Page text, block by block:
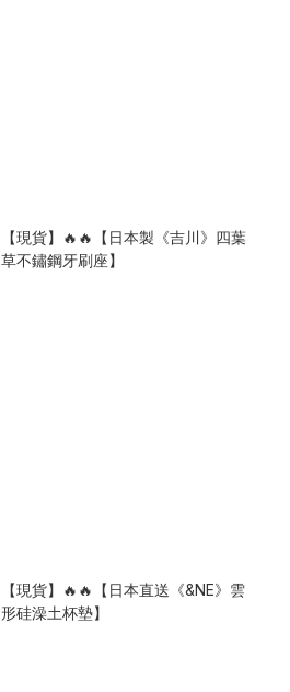
【現貨】🔥🔥【日本製《吉川》四葉
草不鏽鋼牙刷座】
【現貨】🔥🔥【日本直送《&NE》雲
形硅澡土杯墊】